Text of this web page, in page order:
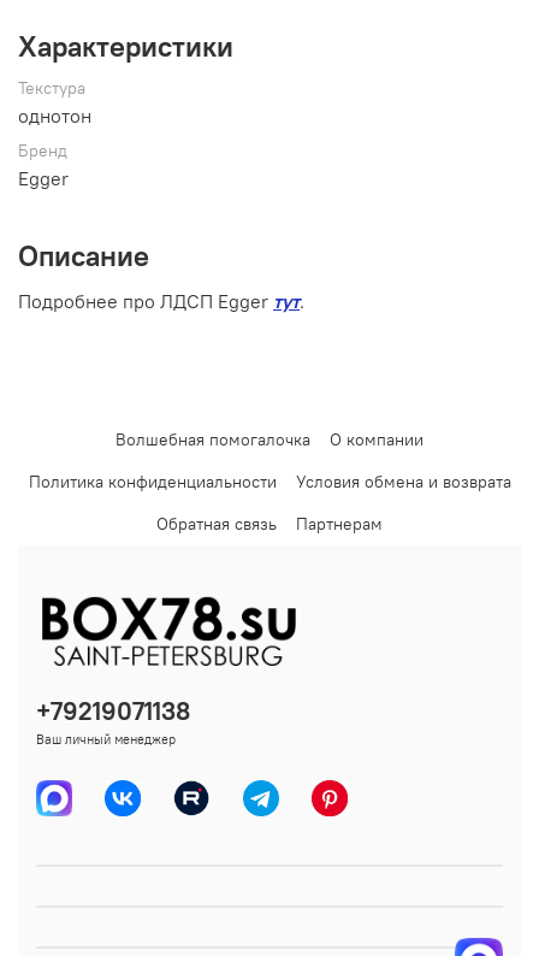
Характеристики
Текстура
однотон
Бренд
Egger
Описание
Подробнее про ЛДСП Egger тут.
Волшебная помогалочка
О компании
Политика конфиденциальности
Условия обмена и возврата
Обратная связь
Партнерам
+79219071138
Ваш личный менеджер